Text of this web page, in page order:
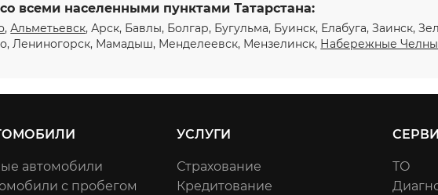
всеми населенными пунктами Татарстана:
,Альметьевск, Арск, Бавлы, Болгар, Бугульма, Буинск, Елабуга, Заинск,
Лениногорск, Мамадыш, Менделеевск, Мензелинск, Набережные Челны
автомобили
с пробегом
УСЛУГИ
Страхование
Кредитование
ТО